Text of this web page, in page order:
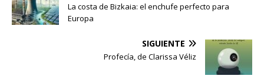
La costa de Bizkaia: el enchufe perfecto para
Europa
SIGUIENTE
Profecía, de Clarissa Véliz